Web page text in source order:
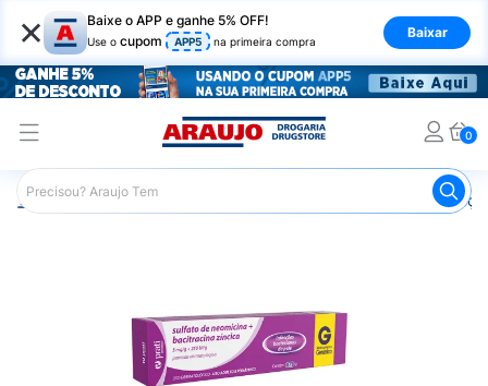
× Baixe o APP e ganhe 5% OFF!
Use o cupom APP5 na primeira compra
Baixar
0
Araujo Medicamentos Remédios para Alergias e